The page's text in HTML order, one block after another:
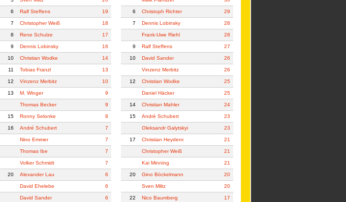
6 Ralf Steffens 19
7 Christopher Weiß 18
8 Rene Schulze 17
9 Dennis Lobinsky 16
10 Christian Wodke 14
11 Tobias Franzl 13
12 Vinzenz Merbitz 10
13 M. Winger 9
Thomas Becker 9
15 Ronny Selonke 8
16 André Schubert 7
Nino Emmer 7
Thomas Ibe 7
Volker Schmidt 7
20 Alexander Lau 6
David Ehelebe 6
David Sander 6
6 Christoph Richter 29
7 Dennis Lobinsky 28
Frank-Uwe Riehl 28
9 Ralf Steffens 27
10 David Sander 26
Vinzenz Merbitz 26
12 Christian Wodke 25
Daniel Häcker 25
14 Christian Mahler 24
15 André Schubert 23
Oleksandr Galytskyi 23
17 Christian Heydenr. 21
Christopher Weiß 21
Kai Minning 21
20 Gino Böckelmann 20
Sven Miltz 20
22 Nico Baumberg 17